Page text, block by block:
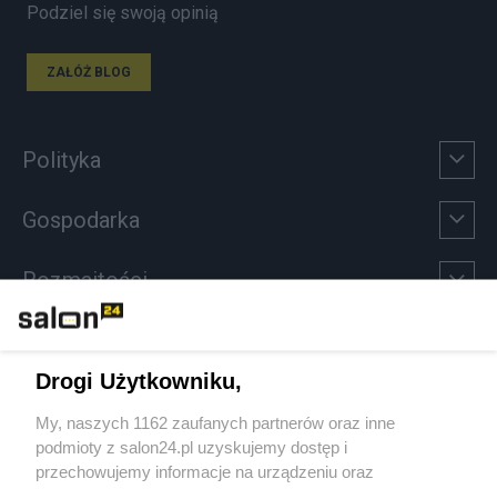
Podziel się swoją opinią
ZAŁÓŻ BLOG
Polityka
Gospodarka
Rozmaitości
Sport
Społeczeństwo
Drogi Użytkowniku,
My, naszych 1162 zaufanych partnerów oraz inne
podmioty z salon24.pl uzyskujemy dostęp i
przechowujemy informacje na urządzeniu oraz